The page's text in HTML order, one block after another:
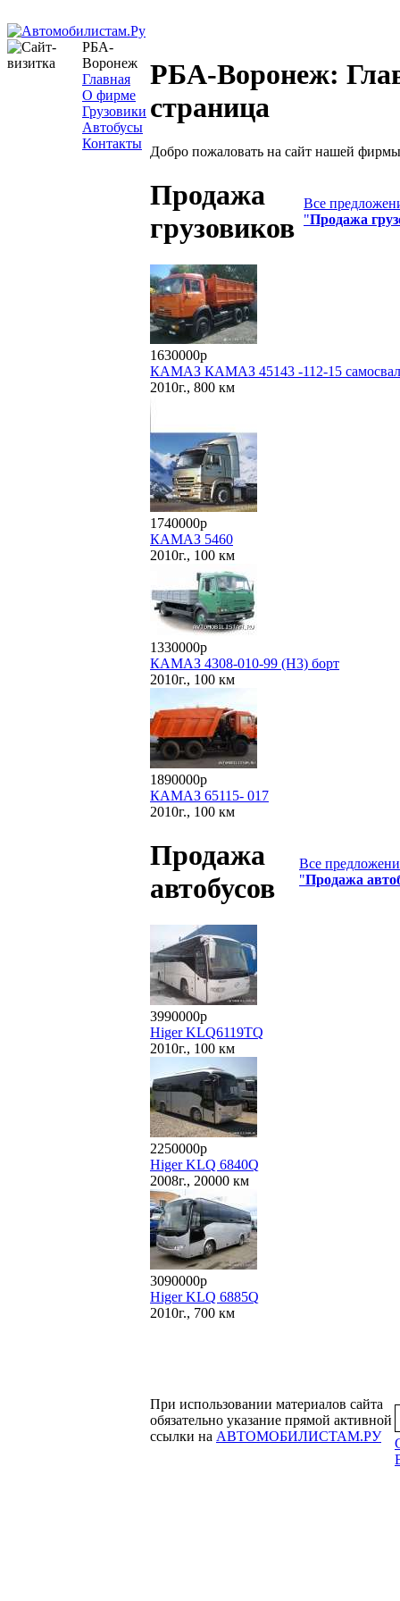
РБА-
Воронеж
Главная
О фирме
Грузовики
Автобусы
Контакты
РБА-Воронеж:
страница
Добро пожаловать на сайт нашей
Продажа
грузовиков
Все
"Продажа
1630000р
КАМАЗ КАМАЗ 45143 -112-15 самосвал
2010г., 800 км
1740000р
КАМАЗ 5460
2010г., 100 км
1330000р
КАМАЗ 4308-010-99 (Н3) борт
2010г., 100 км
1890000р
КАМАЗ 65115- 017
2010г., 100 км
Продажа
автобусов
Все
"Продажа
3990000р
Higer KLQ6119TQ
2010г., 100 км
2250000р
Higer KLQ 6840Q
2008г., 20000 км
3090000р
Higer KLQ 6885Q
2010г., 700 км
При использовании материалов сайта
обязательно указание прямой активной
ссылки на АВТОМОБИЛИСТАМ.РУ